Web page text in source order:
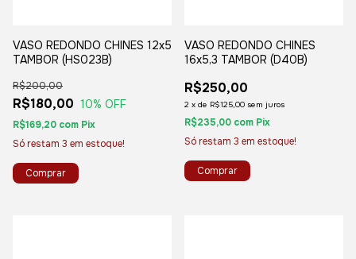
VASO REDONDO CHINES 12x5
TAMBOR (HS023B)
R$180,00
R$200,00
10% OFF
R$169,20 com Pix
Só restam 3 em estoque!
VASO REDONDO CHINES
16x5,3 TAMBOR (D40B)
R$250,00
2 x de R$125,00 sem juros
R$235,00 com Pix
Só restam 3 em estoque!